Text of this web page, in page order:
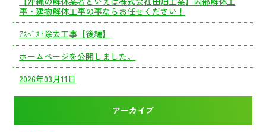
事・建物解体工事の事ならお任せください！
ｱｽﾍﾞｽﾄ除去工事【後編】
ホームページを公開しました。
2026年03月11日
アーカイブ